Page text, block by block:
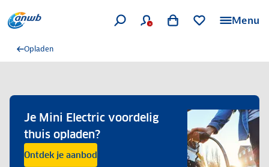
Menu
Opladen
Je Mini Electric voordelig
thuis opladen?
Ontdek je aanbod